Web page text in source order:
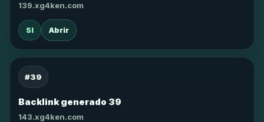
139.xg4ken.com
SI Abrir
#39
Backlink generado 39
143.xg4ken.com